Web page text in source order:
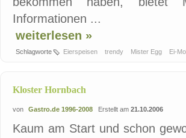
Informationen ...
weiterlesen »
Schlagworte Eierspeisen trendy Mister Egg Ei-
Kloster Hornbach
von Gastro.de 1996-2008 Erstellt am 21.10.2006
Kaum am Start und schon